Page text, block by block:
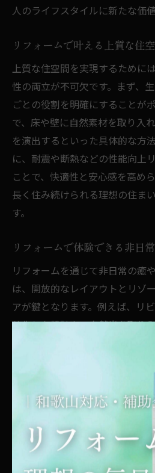
人のライフスタイルに新たな価
リフォームで叶える上質な住
上質な住空間を実現するために
性の両立が不可欠です。まず、
ごとの役割を明確にすることが
で、床や壁に自然素材を取り入
を演出するといった具体的な方
に、耐震や断熱などの性能向上
ことで、快適性と安心感を高め
長く住み続けられる理想の住ま
す。
リフォームで体験できる非日
リフォームを通じて非日常の癒
は、開放的なレイアウトとリゾ
アが鍵となります。例えば、リ
体化した設計や、自然光を取り
きる空間を演出できます。こう
の疲れを癒やし、心豊かな時間
リゾート風内装を叶えるリフ